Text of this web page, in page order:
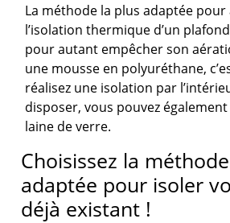
La méthode la plus adaptée
l’isolation thermique d’un
pour autant empêcher son
une mousse en polyuréthane,
réalisez une isolation par
disposer, vous pouvez
laine de verre.
Choisissez la
adaptée pour isoler
déjà existant !